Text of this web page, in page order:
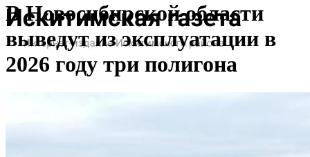
В Новосибирской области
выведут из эксплуатации в
2026 году три полигона